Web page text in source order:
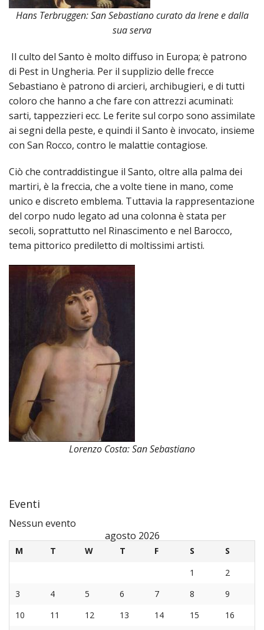
Hans Terbruggen: San Sebastiano curato da Irene e dalla
sua serva
Il culto del Santo è molto diffuso in Europa; è patrono
di Pest in Ungheria. Per il supplizio delle frecce
Sebastiano è patrono di arcieri, archibugieri, e di tutti
coloro che hanno a che fare con attrezzi acuminati:
sarti, tappezzieri ecc. Le ferite sul corpo sono assimilate
ai segni della peste, e quindi il Santo è invocato, insieme
con San Rocco, contro le malattie contagiose.
Ciò che contraddistingue il Santo, oltre alla palma dei
martiri, è la freccia, che a volte tiene in mano, come
unico e discreto emblema. Tuttavia la rappresentazione
del corpo nudo legato ad una colonna è stata per
secoli, soprattutto nel Rinascimento e nel Barocco,
tema pittorico prediletto di moltissimi artisti.
Lorenzo Costa: San Sebastiano
Eventi
Nessun evento
agosto 2026
M T W T F S
S
1
2
3
4 5 6 7 8
9
10
11 12 13 14 15
16